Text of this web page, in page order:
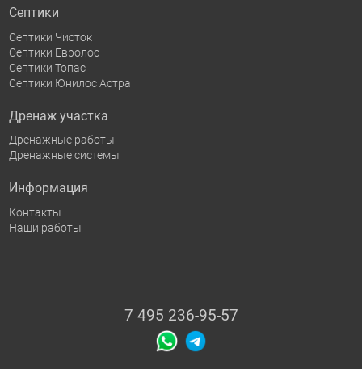
Септики
Септики Чисток
Септики Евролос
Септики Топас
Септики Юнилос Астра
Дренаж участка
Дренажные работы
Дренажные системы
Информация
Контакты
Наши работы
7 495 236-95-57